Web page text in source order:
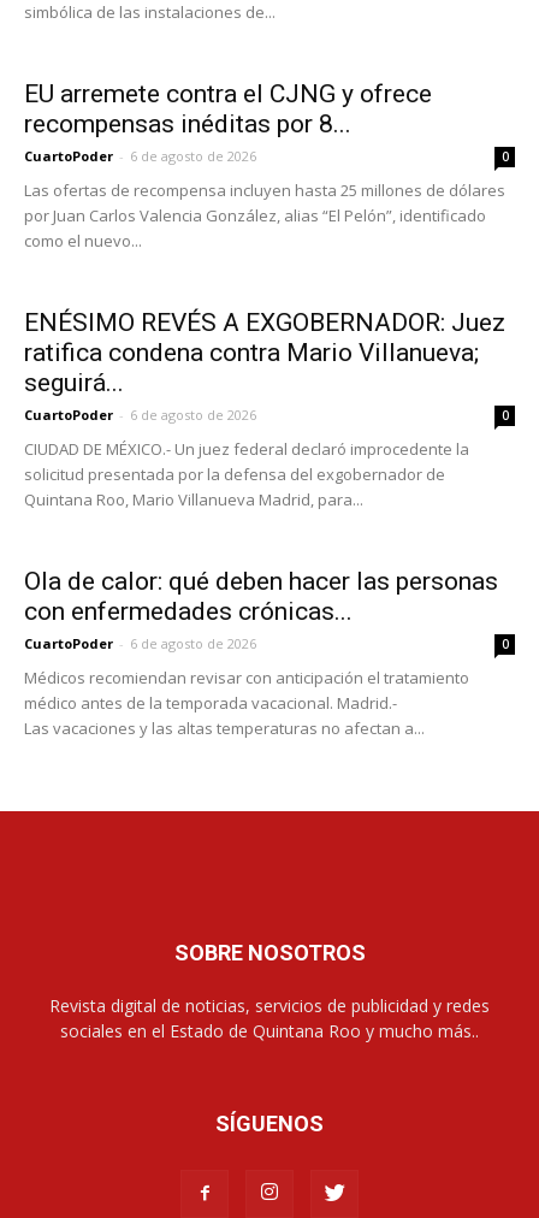
simbólica de las instalaciones de...
EU arremete contra el CJNG y ofrece
recompensas inéditas por 8...
CuartoPoder - 6 de agosto de 2026 0
Las ofertas de recompensa incluyen hasta 25 millones de dólares
por Juan Carlos Valencia González, alias “El Pelón”, identificado
como el nuevo...
ENÉSIMO REVÉS A EXGOBERNADOR: Juez
ratifica condena contra Mario Villanueva;
seguirá...
CuartoPoder - 6 de agosto de 2026 0
CIUDAD DE MÉXICO.- Un juez federal declaró improcedente la
solicitud presentada por la defensa del exgobernador de
Quintana Roo, Mario Villanueva Madrid, para...
Ola de calor: qué deben hacer las personas
con enfermedades crónicas...
CuartoPoder - 6 de agosto de 2026 0
Médicos recomiendan revisar con anticipación el tratamiento
médico antes de la temporada vacacional. Madrid.-
Las vacaciones y las altas temperaturas no afectan a...
SOBRE NOSOTROS
Revista digital de noticias, servicios de publicidad y redes
sociales en el Estado de Quintana Roo y mucho más..
SÍGUENOS